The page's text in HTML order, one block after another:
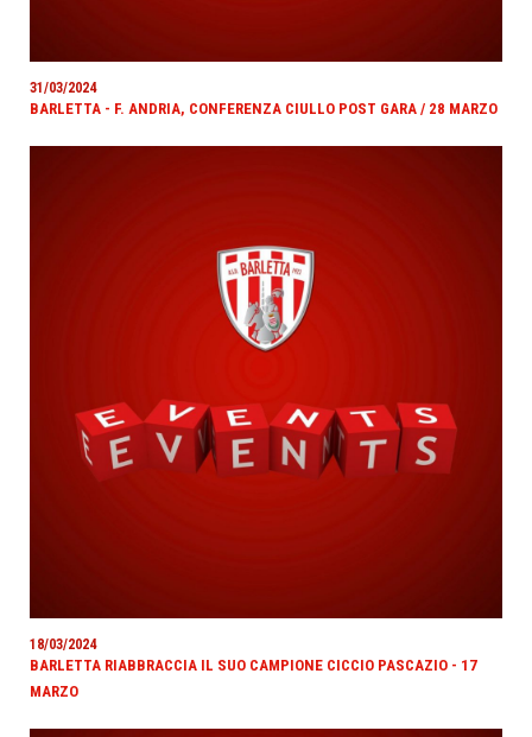
31/03/2024
BARLETTA - F. ANDRIA, CONFERENZA CIULLO POST GARA / 28 MARZO
18/03/2024
BARLETTA RIABBRACCIA IL SUO CAMPIONE CICCIO PASCAZIO - 17
MARZO